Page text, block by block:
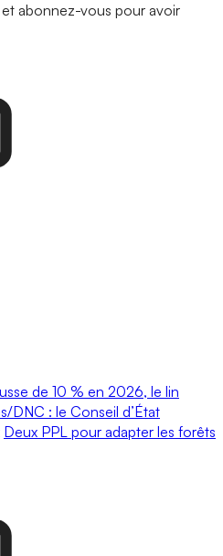
abonnez-vous pour avoir
de 10 % en 2026, le lin
DNC : le Conseil d’État
Deux PPL pour adapter les forêts